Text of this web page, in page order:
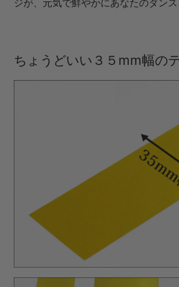
・【
462
・
506
・【
902
・【
946
・
528
ちょうどいい３５mm幅の